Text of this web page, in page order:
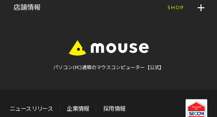
店舗情報 SHOP
パソコン(PC)通販のマウスコンピューター【公式】
ニュースリリース 企業情報 採用情報